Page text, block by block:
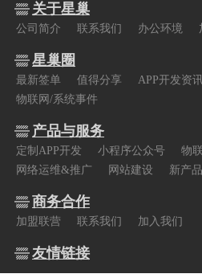
关于星巢
公司简介 联系我们 办公环境
星巢圈
最新签单 值得分享 APP开发资
物联网/系统事件
产品与服务
定制APP开发 小程序公众号
物
网络运维&推广
网站建设 新产
商务合作
加盟联营 联系我们 加入我们
友情链接